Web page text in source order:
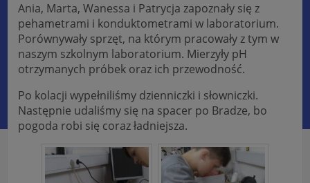
Ania, Marta, Wanessa i Patrycja zapoznały się z
pehametrami i konduktometrami w laboratorium.
Porównywały sprzęt, na którym pracowały z tym w
naszym szkolnym laboratorium. Mierzyły pH
otrzymanych próbek oraz ich przewodność.
Po kolacji wypełniliśmy dzienniczki i słowniczki.
Następnie udaliśmy się na spacer po Bradze, bo
pogoda robi się coraz ładniejsza.